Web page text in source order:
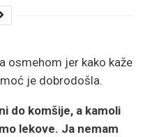
osmehom jer kako kaže
je dobrodošla.
do komšije, a kamoli
lekove. Ja nemam